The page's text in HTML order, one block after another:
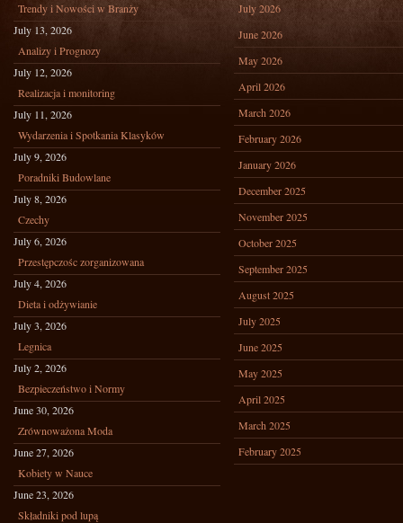
Trendy i Nowości w Branży
July 13, 2026
Analizy i Prognozy
July 12, 2026
Realizacja i monitoring
July 11, 2026
Wydarzenia i Spotkania Klasyków
July 9, 2026
Poradniki Budowlane
July 8, 2026
Czechy
July 6, 2026
Przestępczośc zorganizowana
July 4, 2026
Dieta i odżywianie
July 3, 2026
Legnica
July 2, 2026
Bezpieczeństwo i Normy
June 30, 2026
Zrównoważona Moda
June 27, 2026
Kobiety w Nauce
June 23, 2026
Składniki pod lupą
July 2026
June 2026
May 2026
April 2026
March 2026
February 2026
January 2026
December 2025
November 2025
October 2025
September 2025
August 2025
July 2025
June 2025
May 2025
April 2025
March 2025
February 2025